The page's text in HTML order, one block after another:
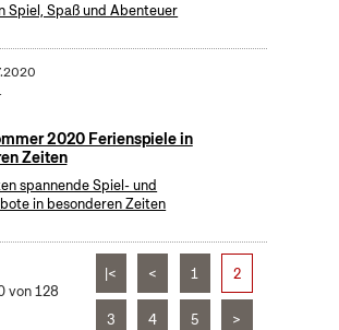
Spiel, Spaß und Abenteuer
2020 Ferienspiele in
Zeiten
spannende Spiel- und
in besonderen Zeiten
von 128
|< < 1 2
3 4 5 >